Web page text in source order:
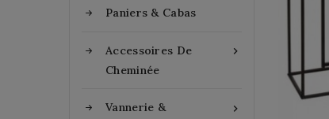
Paniers & Cabas

Accessoires De
Cheminée

Vannerie &